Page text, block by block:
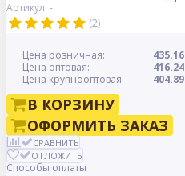
Артикул: -
(2)
Цена розничная: 435.16
Цена оптовая:
416.24
Цена крупнооптовая:
404.89
В КОРЗИНУ
ОФОРМИТЬ ЗАКАЗ
СРАВНИТЬ
ОТЛОЖИТЬ
Способы оплаты